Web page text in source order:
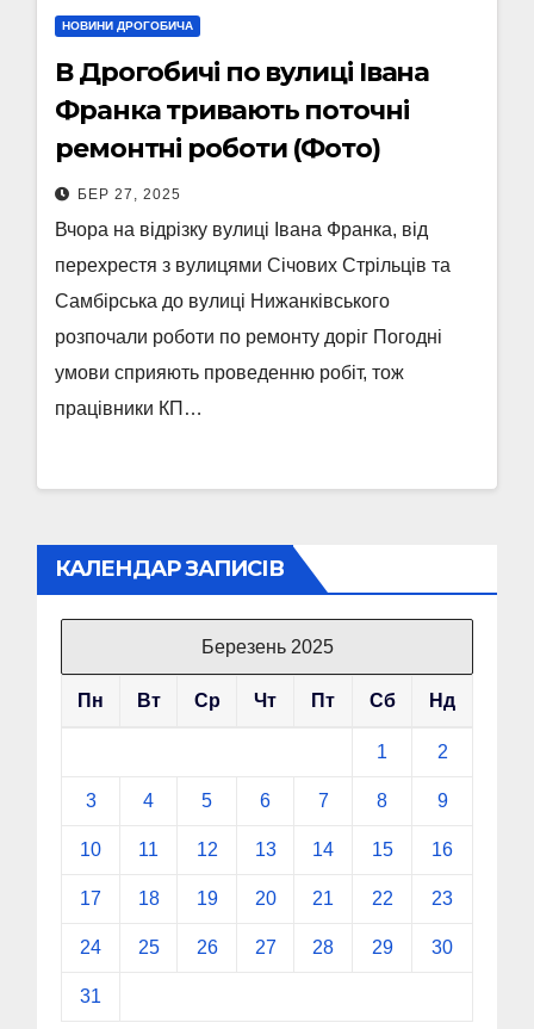
НОВИНИ ДРОГОБИЧА
В Дрогобичі по вулиці Івана
Франка тривають поточні
ремонтні роботи (Фото)
БЕР 27, 2025
Вчора на відрізку вулиці Івана Франка, від
перехрестя з вулицями Січових Стрільців та
Самбірська до вулиці Нижанківського
розпочали роботи по ремонту доріг Погодні
умови сприяють проведенню робіт, тож
працівники КП…
КАЛЕНДАР ЗАПИСІВ
Березень 2025
Пн Вт Ср Чт Пт Сб Нд
1 2
3 4 5 6 7 8 9
10 11 12 13 14 15 16
17 18 19 20 21 22 23
24 25 26 27 28 29 30
31